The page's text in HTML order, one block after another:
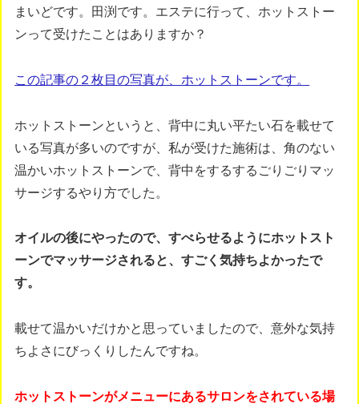
まいどです。田渕です。エステに行って、ホットストー
ンって受けたことはありますか？
この記事の２枚目の写真が、ホットストーンです。
ホットストーンというと、背中に丸い平たい石を載せて
いる写真が多いのですが、私が受けた施術は、角のない
温かいホットストーンで、背中をするするごりごりマッ
サージするやり方でした。
オイルの後にやったので、すべらせるようにホットスト
ーンでマッサージされると、すごく気持ちよかったで
す。
載せて温かいだけかと思っていましたので、意外な気持
ちよさにびっくりしたんですね。
ホットストーンがメニューにあるサロンをされている場